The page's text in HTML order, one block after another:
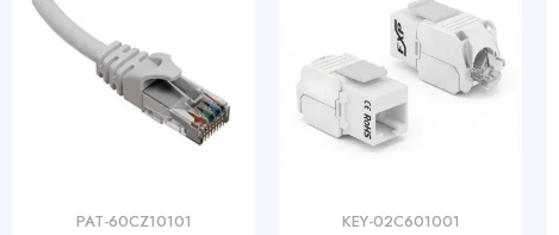
PAT-60CZ10101 KEY-02C601001